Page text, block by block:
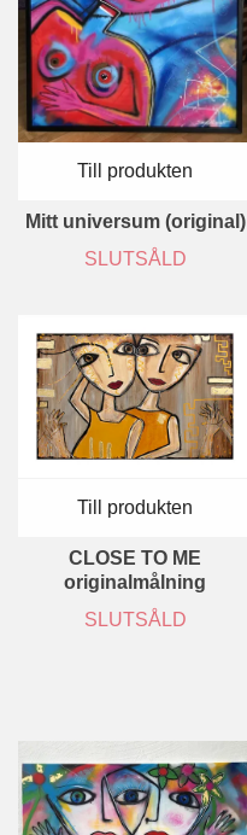
Till produkten
Mitt universum (original)
SLUTSÅLD
Till produkten
CLOSE TO ME
originalmålning
SLUTSÅLD